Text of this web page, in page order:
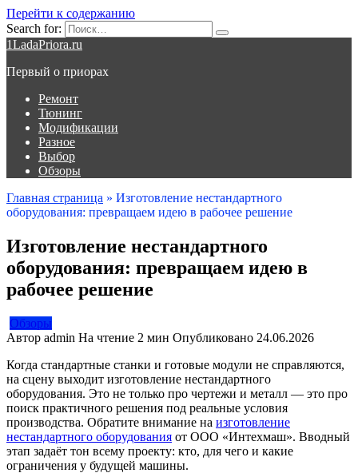
Перейти к содержанию
Search for:
1LadaPriora.ru
Первый о приорах
Ремонт
Тюнинг
Модификации
Разное
Выбор
Обзоры
Главная страница » Изготовление нестандартного
оборудования: превращаем идею в рабочее решение
Изготовление нестандартного
оборудования: превращаем идею в
рабочее решение
Обзоры
Автор admin На чтение 2 мин Опубликовано 24.06.2026
Когда стандартные станки и готовые модули не справляются,
на сцену выходит изготовление нестандартного
оборудования. Это не только про чертежи и металл — это про
поиск практичного решения под реальные условия
производства. Обратите внимание на изготовление
нестандартного оборудования от ООО «Интехмаш». Вводный
этап задаёт тон всему проекту: кто, для чего и какие
ограничения у будущей машины.